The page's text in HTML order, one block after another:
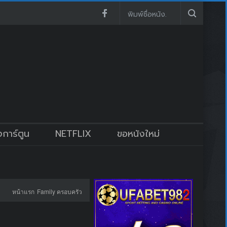
าร์ตูน NETFLIX ขอหนังใหม่
หน้าแรก Family ครอบครัว